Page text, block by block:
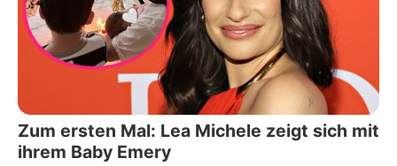
Zum ersten Mal: Lea Michele zeigt sich mit
ihrem Baby Emery